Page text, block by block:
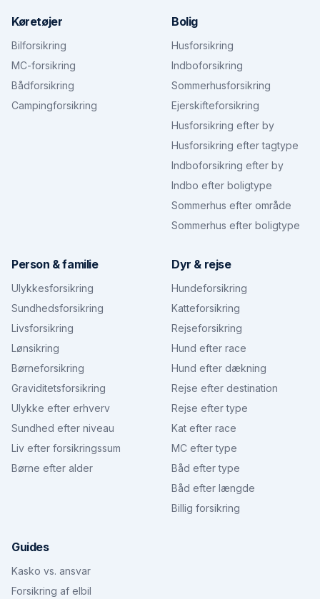
Køretøjer
Bilforsikring
MC-forsikring
Bådforsikring
Campingforsikring
Bolig
Husforsikring
Indboforsikring
Sommerhusforsikring
Ejerskifteforsikring
Husforsikring efter by
Husforsikring efter tagtype
Indboforsikring efter by
Indbo efter boligtype
Sommerhus efter område
Sommerhus efter boligtype
Person & familie
Ulykkesforsikring
Sundhedsforsikring
Livsforsikring
Lønsikring
Børneforsikring
Graviditetsforsikring
Ulykke efter erhverv
Sundhed efter niveau
Liv efter forsikringssum
Børne efter alder
Dyr & rejse
Hundeforsikring
Katteforsikring
Rejseforsikring
Hund efter race
Hund efter dækning
Rejse efter destination
Rejse efter type
Kat efter race
MC efter type
Båd efter type
Båd efter længde
Billig forsikring
Guides
Kasko vs. ansvar
Forsikring af elbil